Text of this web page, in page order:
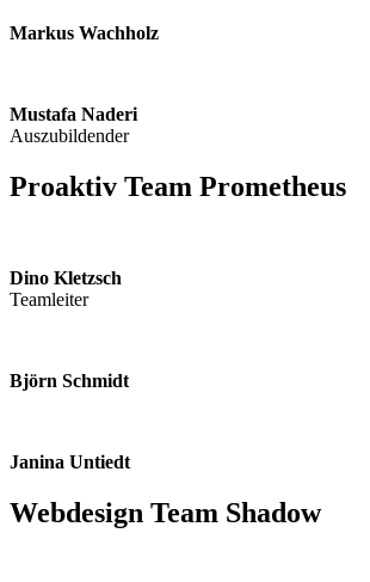
Markus Wachholz
Mustafa Naderi
Auszubildender
Proaktiv Team Prometheus
Dino Kletzsch
Teamleiter
Björn Schmidt
Janina Untiedt
Webdesign Team Shadow